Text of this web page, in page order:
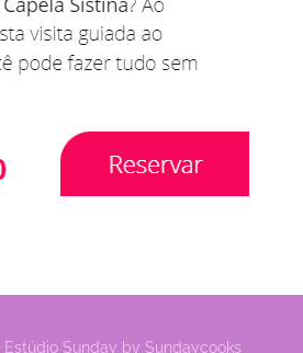
Estúdio Sunday by Sundaycooks